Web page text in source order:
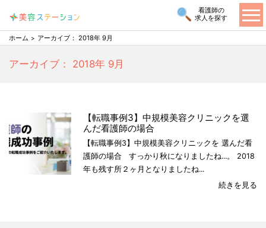
看護師の
求人を探す
ホーム アーカイブ： 2018年 9月
アーカイブ： 2018年 9月
【転職事例3】中規模美容クリニックを選
んだ看護師の場合
【転職事例3】中規模美容クリニックを 選んだ看
護師の場合 すっかり秋になりましたね...。 2018
年も残す所２ヶ月となりましたね...
続きを見る